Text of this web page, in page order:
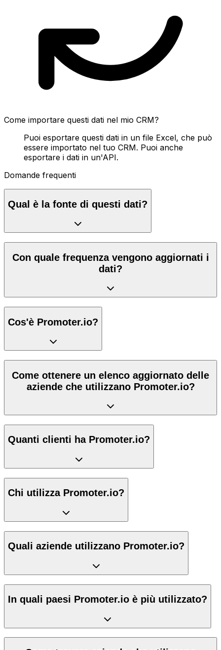
Come importare questi dati nel mio CRM?
Puoi esportare questi dati in un file Excel, che può
essere importato nel tuo CRM. Puoi anche
esportare i dati in un'API.
Domande frequenti
Qual è la fonte di questi dati?
Con quale frequenza vengono aggiornati i
dati?
Cos'è Promoter.io?
Come ottenere un elenco aggiornato delle
aziende che utilizzano Promoter.io?
Quanti clienti ha Promoter.io?
Chi utilizza Promoter.io?
Quali aziende utilizzano Promoter.io?
In quali paesi Promoter.io è più utilizzato?